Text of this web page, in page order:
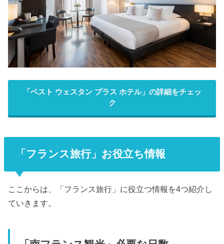
「ベスト ウェスタン プラス ホテル」の詳細をチェッ
ク
「フランス旅行」お役立ち情報
ここからは、「フランス旅行」に役立つ情報を4つ紹介し
ていきます。